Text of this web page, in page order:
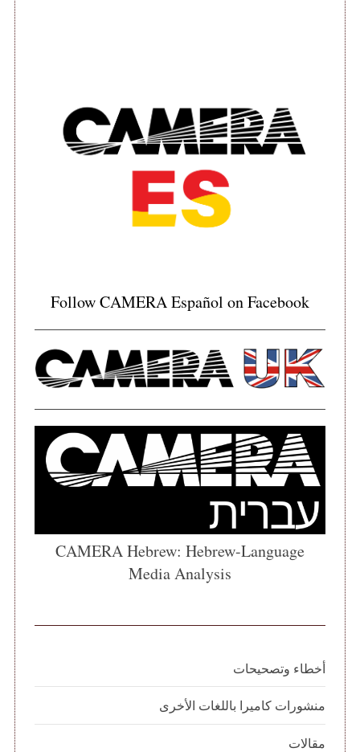
Follow CAMERA Español on Facebook
CAMERA Hebrew: Hebrew-Language
Media Analysis
أخطاء وتصحيحات
منشورات كاميرا باللغات الأخرى
مقالات